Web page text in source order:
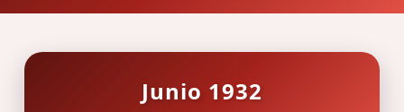
Junio 1932